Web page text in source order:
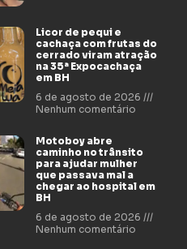
Licor de pequi e
cachaça com frutas do
cerrado viram atração
na 35ª Expocachaça
em BH
6 de agosto de 2026
Nenhum comentário
Motoboy abre
caminho no trânsito
para ajudar mulher
que passava mal a
chegar ao hospital em
BH
6 de agosto de 2026
Nenhum comentário